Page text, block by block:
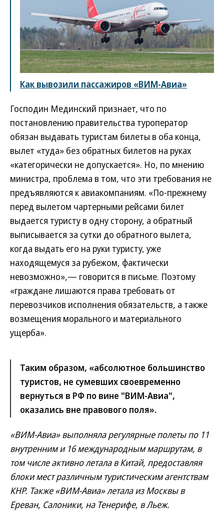
Как вывозили пассажиров «ВИМ-Авиа»
Господин Мединский признает, что по
постановлению правительства туроператор
обязан выдавать туристам билеты в оба конца,
вылет «туда» без обратных билетов на руках
«категорически не допускается». Но, по мнению
министра, проблема в том, что эти требования не
предъявляются к авиакомпаниям. «По-прежнему
перед вылетом чартерными рейсами билет
выдается туристу в одну сторону, а обратный
выписывается за сутки до обратного вылета,
когда выдать его на руки туристу, уже
находящемуся за рубежом, фактически
невозможно»,— говорится в письме. Поэтому
«граждане лишаются права требовать от
перевозчиков исполнения обязательств, а также
возмещения морального и материального
ущерба».
Таким образом, «абсолютное большинство
туристов, не сумевших своевременно
вернуться в РФ по вине "ВИМ-Авиа",
оказались вне правового поля».
«ВИМ-Авиа» выполняла регулярные полеты по 11
внутренним и 16 международным маршрутам, в
том числе активно летала в Китай, предоставляя
блоки мест различным туристическим агентствам
КНР. Также «ВИМ-Авиа» летала из Москвы в
Ереван, Салоники, на Тенерифе, в Льеж.